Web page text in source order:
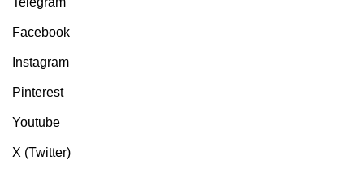
Facebook
Instagram
Pinterest
Youtube
X (Twitter)